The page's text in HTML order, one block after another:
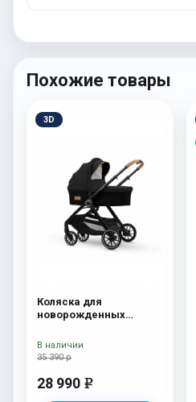
Похожие товары
3D
Коляска для
новорожденных
35 390 р
28 990 e
В наличии